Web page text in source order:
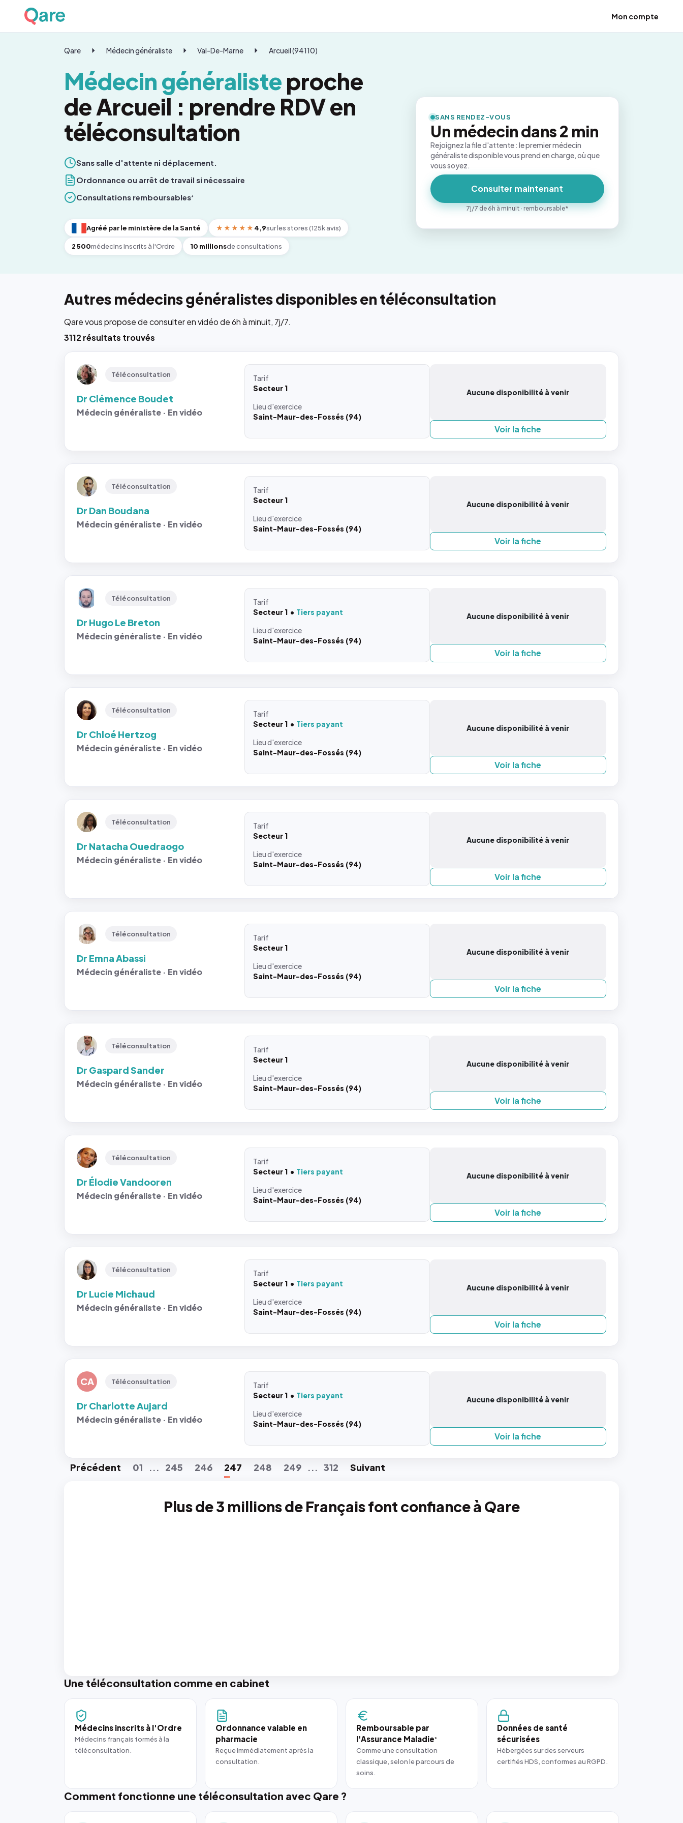
Mon compte
Qare Médecin généraliste Val-De-Marne Arcueil (94110)
Médecin généralisteproche
de Arcueil : prendre RDV en
téléconsultation
Sans salle d'attente ni déplacement.
Ordonnance ou arrêt de travail si nécessaire
Consultations remboursables*
Agréé par le ministère de la Santé ★★★★★ 4,9sur les stores (125k avis)
2 500médecins inscrits à l'Ordre 10 millionsde consultations
SANS RENDEZ-VOUS
Un médecin dans 2 min
Rejoignez la file d'attente : le premier médecin
généraliste disponible vous prend en charge, où que
vous soyez.
Consulter maintenant
7j/7 de 6h à minuit · remboursable*
Autres médecins généralistes disponibles en téléconsultation
Qare vous propose de consulter en vidéo de 6h à minuit, 7j/7.
3112 résultats trouvés
Téléconsultation
Dr Clémence Boudet
Médecin généraliste · En vidéo
Tarif
Secteur 1
Lieud'exercice
Saint-Maur-des-Fossés (94)
Aucune disponibilité à venir
Voir la fiche
Téléconsultation
Dr Dan Boudana
Médecin généraliste · En vidéo
Tarif
Secteur 1
Lieud'exercice
Saint-Maur-des-Fossés (94)
Aucune disponibilité à venir
Voir la fiche
Téléconsultation
Dr Hugo Le Breton
Médecin généraliste · En vidéo
Tarif
Secteur 1
Tiers payant
Lieud'exercice
Saint-Maur-des-Fossés (94)
Aucune disponibilité à venir
Voir la fiche
Téléconsultation
Dr Chloé Hertzog
Médecin généraliste · En vidéo
Tarif
Secteur 1
Tiers payant
Lieud'exercice
Saint-Maur-des-Fossés (94)
Aucune disponibilité à venir
Voir la fiche
Téléconsultation
Dr Natacha Ouedraogo
Médecin généraliste · En vidéo
Tarif
Secteur 1
Lieud'exercice
Saint-Maur-des-Fossés (94)
Aucune disponibilité à venir
Voir la fiche
Téléconsultation
Dr Emna Abassi
Médecin généraliste · En vidéo
Tarif
Secteur 1
Lieud'exercice
Saint-Maur-des-Fossés (94)
Aucune disponibilité à venir
Voir la fiche
Téléconsultation
Dr Gaspard Sander
Médecin généraliste · En vidéo
Tarif
Secteur 1
Lieud'exercice
Saint-Maur-des-Fossés (94)
Aucune disponibilité à venir
Voir la fiche
Téléconsultation
Dr Élodie Vandooren
Médecin généraliste · En vidéo
Tarif
Secteur 1
Tiers payant
Lieud'exercice
Saint-Maur-des-Fossés (94)
Aucune disponibilité à venir
Voir la fiche
Téléconsultation
Dr Lucie Michaud
Médecin généraliste · En vidéo
Tarif
Secteur 1
Tiers payant
Lieud'exercice
Saint-Maur-des-Fossés (94)
Aucune disponibilité à venir
Voir la fiche
CA Téléconsultation
Dr Charlotte Aujard
Médecin généraliste · En vidéo
Tarif
Secteur 1
Tiers payant
Lieud'exercice
Saint-Maur-des-Fossés (94)
Aucune disponibilité à venir
Voir la fiche
Précédent 01 ... 245 246 247 248 249 ... 312 Suivant
Plus de 3 millions de Français font confiance à Qare
Une téléconsultation comme en cabinet
Médecins inscrits à l'Ordre
Médecins français formés à la
téléconsultation.
Ordonnance valable en
pharmacie
Reçue immédiatement après la
consultation.
Remboursable par
l'Assurance Maladie*
Comme une consultation
classique, selon le parcours de
soins.
Données de santé
sécurisées
Hébergées sur des serveurs
certifiés HDS, conformes au RGPD.
Comment fonctionne une téléconsultation avec Qare ?